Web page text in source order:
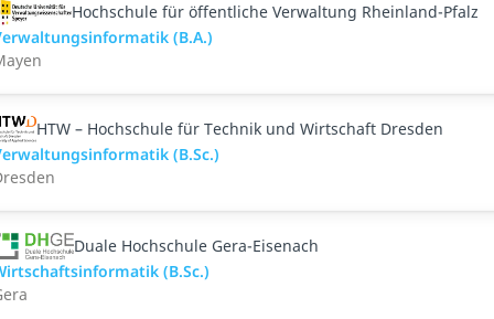
Hochschule für öffentliche Verwaltung Rheinland-Pfalz
(B.A.)
HTW – Hochschule für Technik und Wirtschaft Dresden
(B.Sc.)
Duale Hochschule Gera-Eisenach
(B.Sc.)